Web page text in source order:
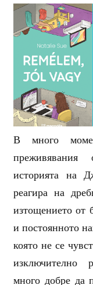
В много
преживявания
историята на
реагира на
изтощението от
и постоянното
която не се
изключително
много добре да